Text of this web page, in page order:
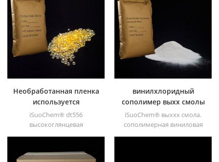
экстракционной
стойкостью.
полистироле, полиамиде,
полиэфире, синтетическом
каучуке, смазках, красках и
смазках и др
Необработанная пленка
используется
полиамидная смола
dt556
iSuoChem® dt556
высокоглянцевая
предлагает отличную
винилхлоридный
сополимер выхх смолы
iSuoChem® выххх смола.
сополимерная виниловая